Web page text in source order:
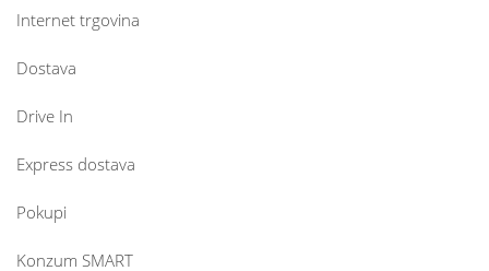
Internet trgovina
Dostava
Drive In
Express dostava
Pokupi
Konzum SMART